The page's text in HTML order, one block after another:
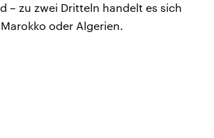
– zu zwei Dritteln handelt es sich
oder Algerien.